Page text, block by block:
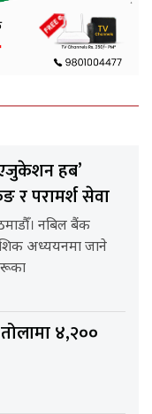
हब’
र परामर्श सेवा
नबिल बैंक
अध्ययनमा जाने
४,२००